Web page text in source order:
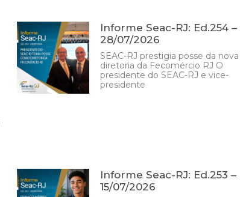
Informe Seac-RJ: Ed.254 –
28/07/2026
SEAC-RJ prestigia posse da nova
diretoria da Fecomércio RJ O
presidente do SEAC-RJ e vice-
presidente
Informe Seac-RJ: Ed.253 –
15/07/2026